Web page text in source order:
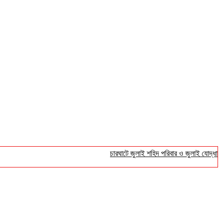
চারঘাটে জুলাই শহিদ পরিবার ও জুলাই যোদ্ধাদের